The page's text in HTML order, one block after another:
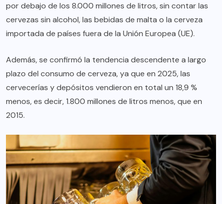
por debajo de los 8.000 millones de litros, sin contar las
cervezas sin alcohol, las bebidas de malta o la cerveza
importada de países fuera de la Unión Europea (UE).
Además, se confirmó la tendencia descendente a largo
plazo del consumo de cerveza, ya que en 2025, las
cervecerías y depósitos vendieron en total un 18,9 %
menos, es decir, 1.800 millones de litros menos, que en
2015.